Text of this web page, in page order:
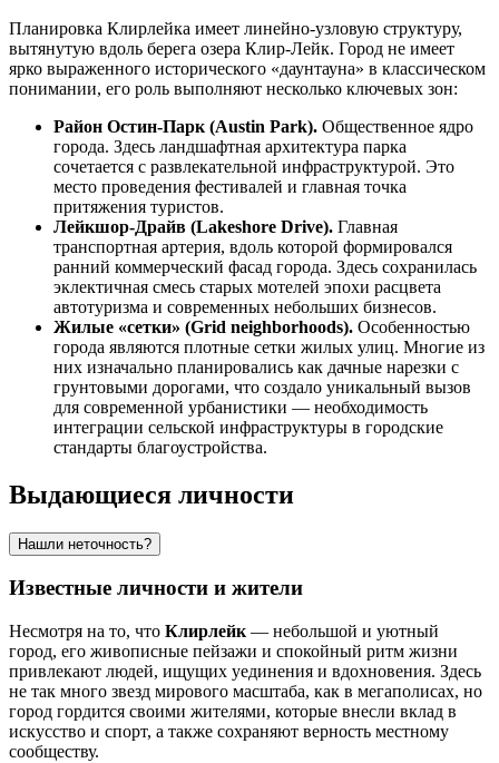
Планировка Клирлейка имеет линейно-узловую структуру,
вытянутую вдоль берега озера Клир-Лейк. Город не имеет
ярко выраженного исторического «даунтауна» в классическом
понимании, его роль выполняют несколько ключевых зон:
Район Остин-Парк (Austin Park). Общественное ядро
города. Здесь ландшафтная архитектура парка
сочетается с развлекательной инфраструктурой. Это
место проведения фестивалей и главная точка
притяжения туристов.
Лейкшор-Драйв (Lakeshore Drive). Главная
транспортная артерия, вдоль которой формировался
ранний коммерческий фасад города. Здесь сохранилась
эклектичная смесь старых мотелей эпохи расцвета
автотуризма и современных небольших бизнесов.
Жилые «сетки» (Grid neighborhoods). Особенностью
города являются плотные сетки жилых улиц. Многие из
них изначально планировались как дачные нарезки с
грунтовыми дорогами, что создало уникальный вызов
для современной урбанистики — необходимость
интеграции сельской инфраструктуры в городские
стандарты благоустройства.
Выдающиеся личности
Нашли неточность?
Известные личности и жители
Несмотря на то, что Клирлейк — небольшой и уютный
город, его живописные пейзажи и спокойный ритм жизни
привлекают людей, ищущих уединения и вдохновения. Здесь
не так много звезд мирового масштаба, как в мегаполисах, но
город гордится своими жителями, которые внесли вклад в
искусство и спорт, а также сохраняют верность местному
сообществу.